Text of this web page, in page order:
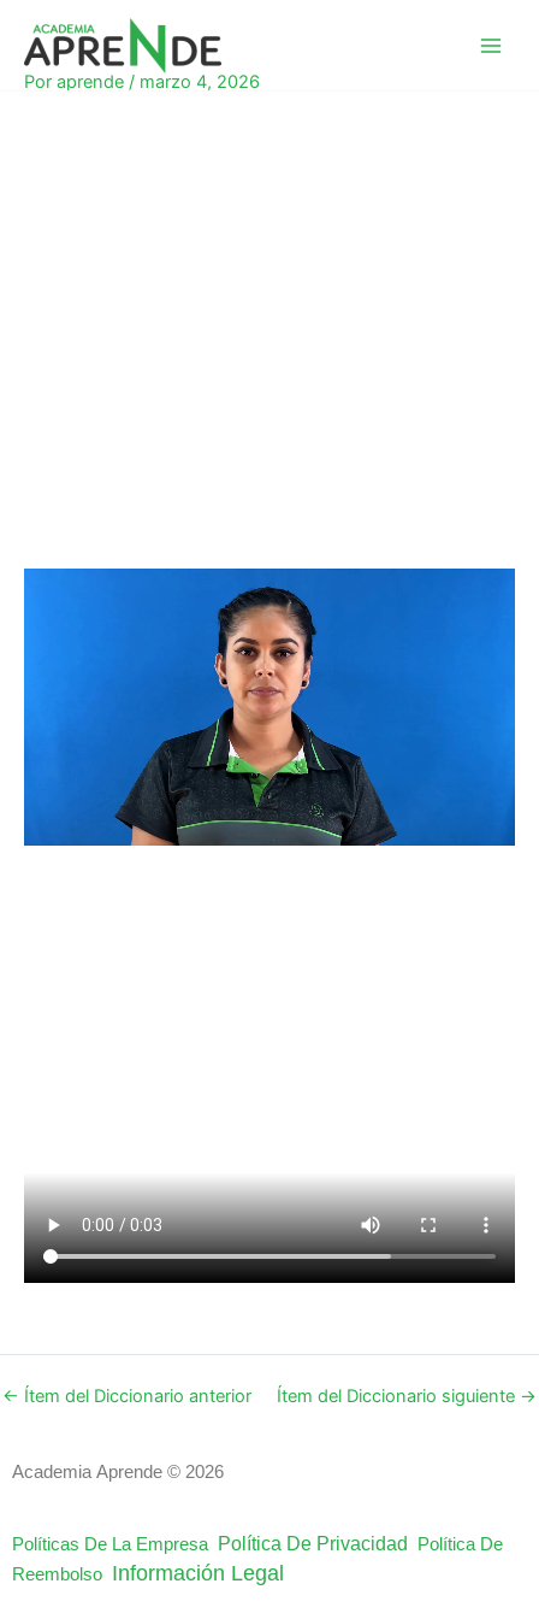
contenido
Por aprende / marzo 4, 2026
← Ítem del Diccionario anterior Ítem del Diccionario siguiente →
Academia Aprende © 2026
Políticas De La Empresa Política De Privacidad
Política De
Reembolso Información Legal